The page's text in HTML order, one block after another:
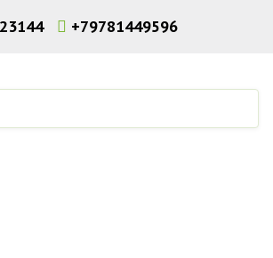
+79781449596